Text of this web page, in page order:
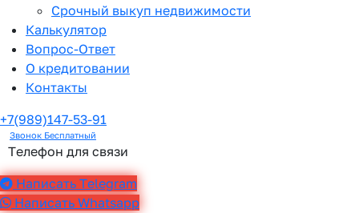
Срочный выкуп недвижимости
Калькулятор
Вопрос-Ответ
О кредитовании
Контакты
+7(989)147-53-91
Звонок Бесплатный
Телефон для связи
Написать Telegram
Написать Whatsapp